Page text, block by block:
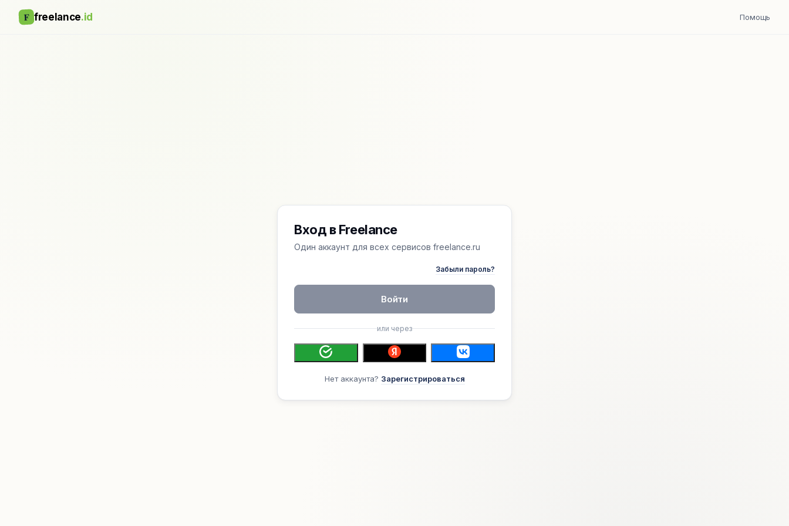
F freelance.id Помощь
Вход в Freelance
Один аккаунт для всех сервисов freelance.ru
Забыли пароль?
Войти
или через
Нет аккаунта? Зарегистрироваться